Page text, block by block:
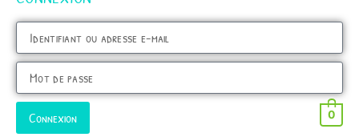
Connexion 0